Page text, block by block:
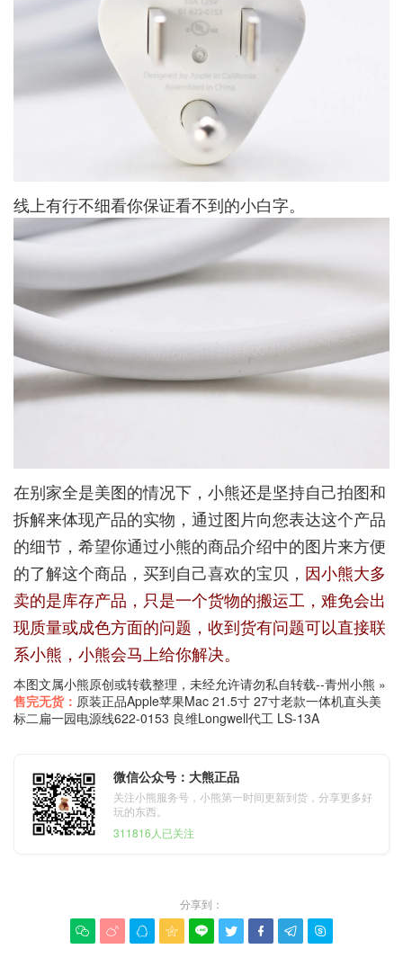
线上有行不细看你保证看不到的小白字。
在别家全是美图的情况下，小熊还是坚持自己拍图和
拆解来体现产品的实物，通过图片向您表达这个产品
的细节，希望你通过小熊的商品介绍中的图片来方便
的了解这个商品，买到自己喜欢的宝贝， 因小熊大多
卖的是库存产品，只是一个货物的搬运工，难免会出
现质量或成色方面的问题，收到货有问题可以直接联
系小熊，小熊会马上给你解决。
本图文属小熊原创或转载整理，未经允许请勿私自转载--青州小熊 »
售完无货： 原装正品Apple苹果Mac 21.5寸 27寸老款一体机直头美
标二扁一园电源线622-0153 良维Longwell代工 LS-13A
微信公众号：大熊正品
关注小熊服务号，小熊第一时间更新到货，分享更多好
玩的东西。
311816人已关注
分享到：
        